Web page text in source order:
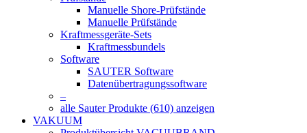
Manuelle Shore-Prüfstände
Manuelle Prüfstände
Kraftmessgeräte-Sets
Kraftmessbundels
Software
SAUTER Software
Datenübertragungssoftware
–
alle Sauter Produkte (610) anzeigen
VAKUUM